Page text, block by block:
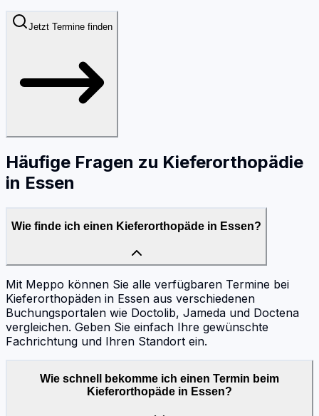
Jetzt Termine finden
Häufige Fragen zu Kieferorthopädie
in Essen
Wie finde ich einen Kieferorthopäde in Essen?
Mit Meppo können Sie alle verfügbaren Termine bei
Kieferorthopäden in Essen aus verschiedenen
Buchungsportalen wie Doctolib, Jameda und Doctena
vergleichen. Geben Sie einfach Ihre gewünschte
Fachrichtung und Ihren Standort ein.
Wie schnell bekomme ich einen Termin beim
Kieferorthopäde in Essen?